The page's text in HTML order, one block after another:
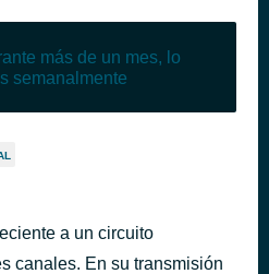
más de un mes, lo
semanalmente
a un circuito
canales. En su transmisión